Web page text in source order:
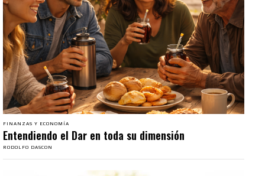
FINANZAS Y ECONOMÍA
Entendiendo el Dar en toda su dimensión
RODOLFO DASCON